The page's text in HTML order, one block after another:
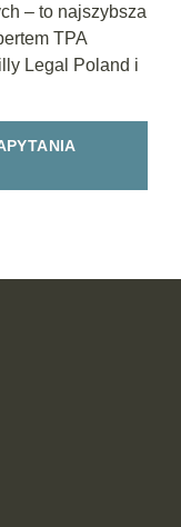
– to najszybsza
TPA
Legal Poland i